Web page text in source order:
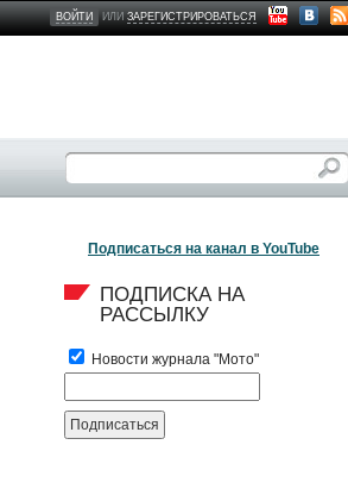
ВОЙТИ ИЛИЗАРЕГИСТРИРОВАТЬСЯ
Подписаться на канал в YouTube
ПОДПИСКА НА
РАССЫЛКУ
Новости журнала "Мото"